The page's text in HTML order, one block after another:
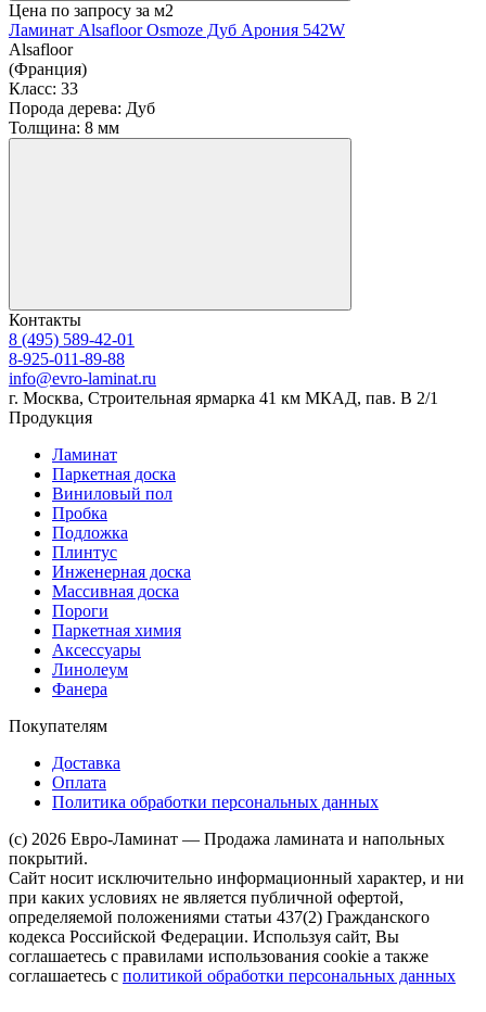
Цена по запросу за м2
Ламинат Alsafloor Osmoze Дуб Арония 542W
Alsafloor
(Франция)
Класс: 33
Порода дерева: Дуб
Толщина: 8 мм
Контакты
8 (495) 589-42-01
8-925-011-89-88
info@evro-laminat.ru
г. Москва, Строительная ярмарка 41 км МКАД, пав. В 2/1
Продукция
Ламинат
Паркетная доска
Виниловый пол
Пробка
Подложка
Плинтус
Инженерная доска
Массивная доска
Пороги
Паркетная химия
Аксессуары
Линолеум
Фанера
Покупателям
Доставка
Оплата
Политика обработки персональных данных
(c) 2026 Евро-Ламинат — Продажа ламината и напольных
покрытий.
Сайт носит исключительно информационный характер, и ни
при каких условиях не является публичной офертой,
определяемой положениями статьи 437(2) Гражданского
кодекса Российской Федерации. Используя сайт, Вы
соглашаетесь с правилами использования cookie а также
соглашаетесь с политикой обработки персональных данных